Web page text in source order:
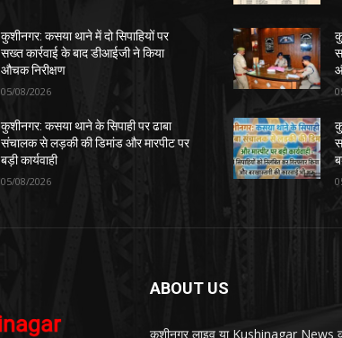
कुशीनगर: कसया थाने में दो सिपाहियों पर
सख्त कार्रवाई के बाद डीआईजी ने किया
औचक निरीक्षण
05/08/2026
कुशीनगर: कसया थाने के सिपाही पर ढाबा
संचालक से लड़की की डिमांड और मारपीट पर
बड़ी कार्यवाही
05/08/2026
ABOUT US
कुशीनगर लाइव या Kushinagar News